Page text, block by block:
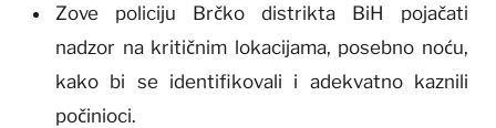
Zove policiju Brčko distrikta BiH pojačati
nadzor na kritičnim lokacijama, posebno noću,
kako bi se identifikovali i adekvatno kaznili
počinioci.